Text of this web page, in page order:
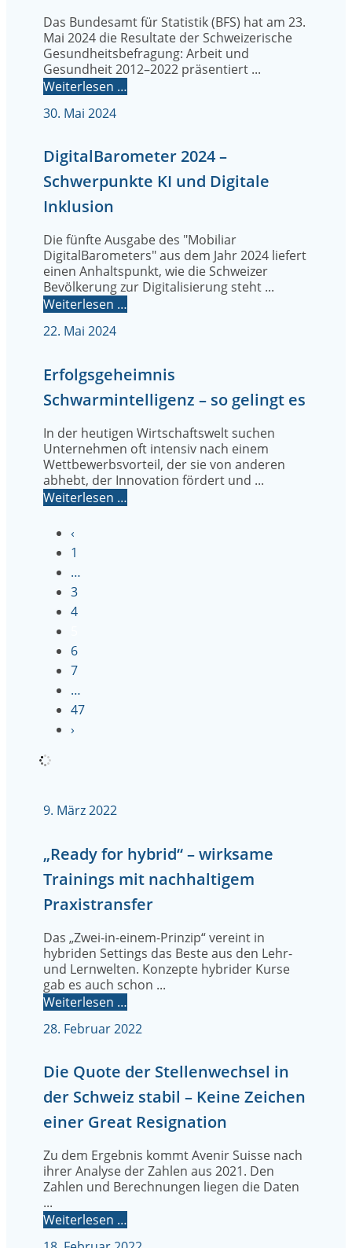
Das Bundesamt für Statistik (BFS) hat am 23.
Mai 2024 die Resultate der Schweizerische
Gesundheitsbefragung: Arbeit und
Gesundheit 2012–2022 präsentiert ...
Weiterlesen …
30. Mai 2024
DigitalBarometer 2024 –
Schwerpunkte KI und Digitale
Inklusion
Die fünfte Ausgabe des "Mobiliar
DigitalBarometers" aus dem Jahr 2024 liefert
einen Anhaltspunkt, wie die Schweizer
Bevölkerung zur Digitalisierung steht ...
Weiterlesen …
22. Mai 2024
Erfolgsgeheimnis
Schwarmintelligenz – so gelingt es
In der heutigen Wirtschaftswelt suchen
Unternehmen oft intensiv nach einem
Wettbewerbsvorteil, der sie von anderen
abhebt, der Innovation fördert und ...
Weiterlesen …
‹
1
…
3
4
6
7
…
47
›
9. März 2022
„Ready for hybrid“ – wirksame
Trainings mit nachhaltigem
Praxistransfer
Das „Zwei-in-einem-Prinzip“ vereint in
hybriden Settings das Beste aus den Lehr-
und Lernwelten. Konzepte hybrider Kurse
gab es auch schon ...
Weiterlesen …
28. Februar 2022
Die Quote der Stellenwechsel in
der Schweiz stabil – Keine Zeichen
einer Great Resignation
Zu dem Ergebnis kommt Avenir Suisse nach
ihrer Analyse der Zahlen aus 2021. Den
Zahlen und Berechnungen liegen die Daten
...
Weiterlesen …